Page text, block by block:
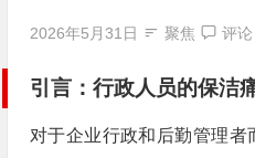
2026年5月31日 聚焦 评论
引言：行政人员的保洁
对于企业行政和后勤管理